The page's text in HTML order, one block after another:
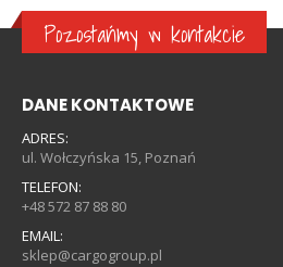
Pozostańmy w kontakcie
DANE KONTAKTOWE
ADRES:
ul. Wołczyńska 15, Poznań
TELEFON:
+48 572 87 88 80
EMAIL:
sklep@cargogroup.pl